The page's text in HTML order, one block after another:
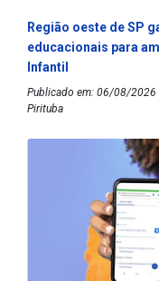
Região oeste de SP
educacionais para
Infantil
Publicado em: 06/08/2026
Pirituba